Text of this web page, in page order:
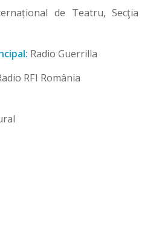
de Teatru, Secţia
Radio Guerrilla
RFI România